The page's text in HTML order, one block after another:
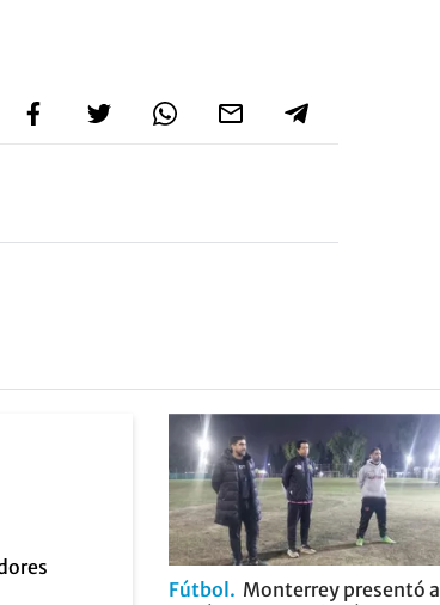
Fútbol
Monterrey presentó a